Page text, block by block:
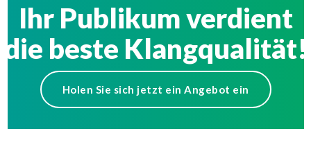
Ihr Publikum verdient
die beste Klangqualität!
Holen Sie sich jetzt ein Angebot ein